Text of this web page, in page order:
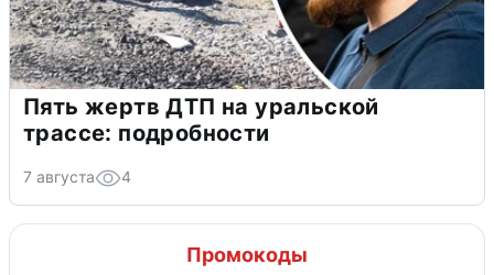
Пять жертв ДТП на уральской
трассе: подробности
7 августа 4
Промокоды